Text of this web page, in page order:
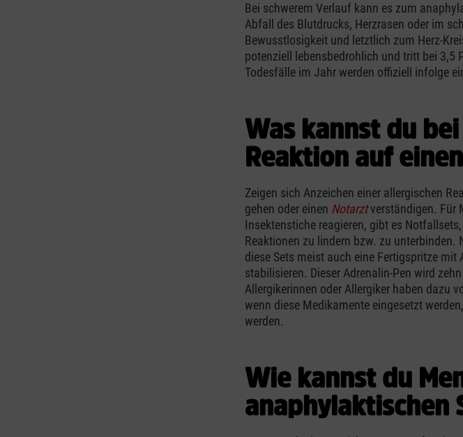
Bei schwerem Verlauf kann es zum
Abfall des Blutdrucks, Herzrasen oder im
Bewusstlosigkeit und letztlich zum Herz-
potenziell lebensbedrohlich und tritt bei 3,5
Todesfälle im Jahr werden offiziell infolge
Was kannst du
Reaktion auf
Zeigen sich Anzeichen einer allergischen
gehen oder einen Notarztverständigen. Für
Insektenstiche reagieren, gibt es
Reaktionen zu lindern bzw. zu
diese Sets meist auch eine Fertigspritze
stabilisieren. Dieser Adrenalin-Pen wird
Allergikerinnen oder Allergiker haben dazu
wenn diese Medikamente eingesetzt
werden.
Wie kannst du
anaphylaktischen